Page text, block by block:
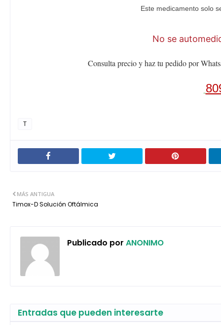
Este medicamento solo
No se
Consulta precio y haz tu pedido por
T
MÁS ANTIGUA
Timox-D Solución Oftálmica
Publicado por ANONIMO
Entradas que pueden interesarte